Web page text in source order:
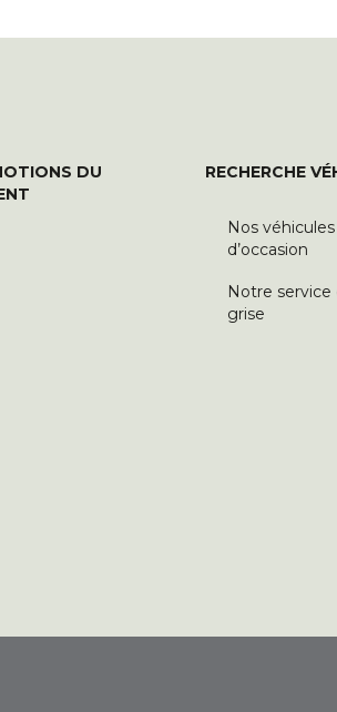
DU
RECHERCHE
Nos véhicules
d’occasion
Notre service
grise